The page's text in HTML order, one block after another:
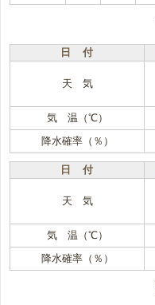
日 付
天 気
気 温（℃）
降水確率（％）
日 付
天 気
気 温（℃）
降水確率（％）